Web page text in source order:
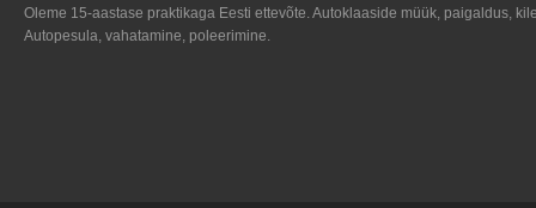
Oleme 15-aastase praktikaga Eesti ettevõte. Autoklaaside müük, paigaldus,
Autopesula, vahatamine, poleerimine.